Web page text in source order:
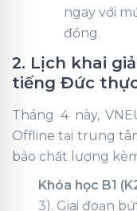
ngay với
đồng.
2. Lịch khai
tiếng Đức
Tháng 4 này,
Offline tại trung
bảo chất lượng
Khóa học B1
3). Giai đoạn